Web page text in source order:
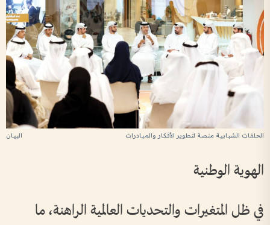
الحلقات الشبابية منصة لتطوير الأفكار والمبادرات
الهوية الوطنية
في ظل المتغيرات والتحديات العالمية الراهنة، ما